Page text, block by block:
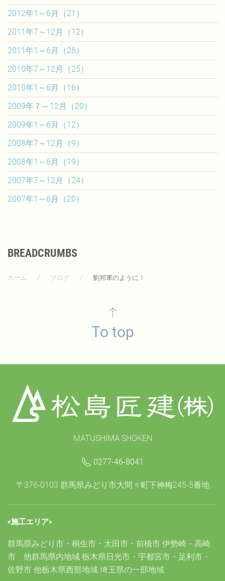
2012年1～6月（21）
2011年7～12月（12）
2011年1～6月（28）
2010年7～12月（25）
2010年1～6月（16）
2009年７～12月（20）
2009年1～6月（12）
2008年7～12月（9）
2008年1～6月（19）
2007年7～12月（24）
2007年1～6月（20）
BREADCRUMBS
ホーム ブログ 劉邦軍のように！
To top
MATUSHIMA SHOKEN
0277-46-8041
〒376-0103 群馬県みどり市大間々町下神梅245-5番地
<施工エリア>
群馬県みどり市・桐生市・太田市・前橋市 伊勢崎・高崎
市 他群馬県内地域 栃木県日光市・宇都宮市・足利市・
佐野市 他栃木県西部地域 埼玉県の一部地域